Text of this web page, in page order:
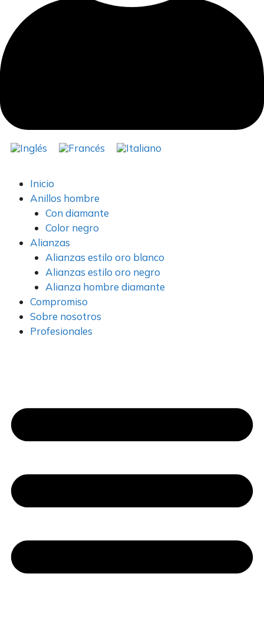
Inicio
Anillos hombre
Con diamante
Color negro
Alianzas
Alianzas estilo oro blanco
Alianzas estilo oro negro
Alianza hombre diamante
Compromiso
Sobre nosotros
Profesionales